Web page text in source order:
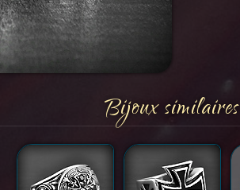
Bijoux similaires